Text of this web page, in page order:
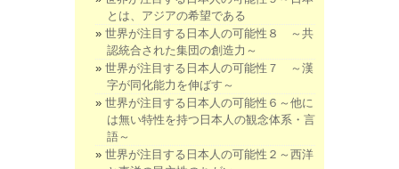
とは、アジアの希望である
世界が注目する日本人の可能性８ ～共
認統合された集団の創造力～
世界が注目する日本人の可能性７ ～漢
字が同化能力を伸ばす～
世界が注目する日本人の可能性６～他に
は無い特性を持つ日本人の観念体系・言
語～
世界が注目する日本人の可能性２～西洋